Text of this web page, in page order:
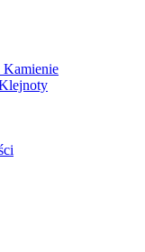
Kamienie